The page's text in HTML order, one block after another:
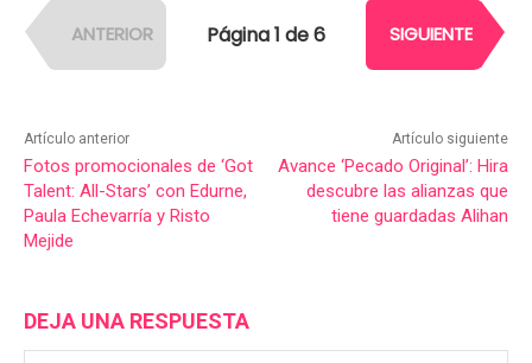
ANTERIOR Página 1 de 6 SIGUIENTE
Artículo anterior
Fotos promocionales de ‘Got
Talent: All-Stars’ con Edurne,
Paula Echevarría y Risto
Mejide
Artículo siguiente
Avance ‘Pecado Original’: Hira
descubre las alianzas que
tiene guardadas Alihan
DEJA UNA RESPUESTA